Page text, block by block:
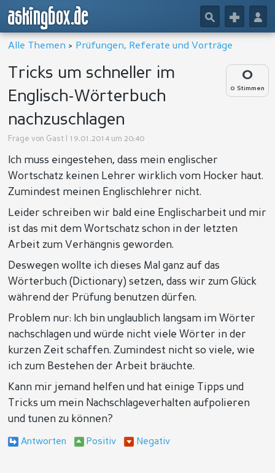
askingbox.de 👤
+
🔎
Alle Themen > Prüfungen, Referate und Vorträge
0
0 Stimmen
Tricks um schneller im
Englisch-Wörterbuch
nachzuschlagen
Frage von Gast | 19.01.2014 um 20:40
Ich muss eingestehen, dass mein englischer
Wortschatz keinen Lehrer wirklich vom Hocker haut.
Zumindest meinen Englischlehrer nicht.
Leider schreiben wir bald eine Englischarbeit und mir
ist das mit dem Wortschatz schon in der letzten
Arbeit zum Verhängnis geworden.
Deswegen wollte ich dieses Mal ganz auf das
Wörterbuch (Dictionary) setzen, dass wir zum Glück
während der Prüfung benutzen dürfen.
Problem nur: Ich bin unglaublich langsam im Wörter
nachschlagen und würde nicht viele Wörter in der
kurzen Zeit schaffen. Zumindest nicht so viele, wie
ich zum Bestehen der Arbeit bräuchte.
Kann mir jemand helfen und hat einige Tipps und
Tricks um mein Nachschlageverhalten aufpolieren
und tunen zu können?